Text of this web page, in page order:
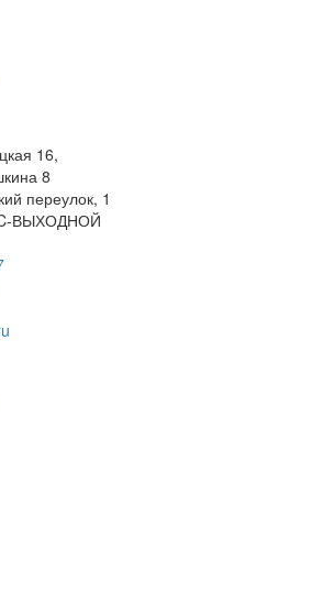
16,
8
переулок, 1
ВЫХОДНОЙ